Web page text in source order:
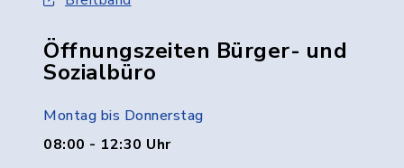
Öffnungszeiten Bürger- und
Sozialbüro
Montag bis Donnerstag
08:00 - 12:30 Uhr